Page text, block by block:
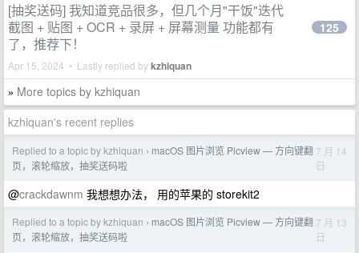
[抽奖送码] 我知道竞品很多，但几个月"干饭"迭代
截图 + 贴图 + OCR + 录屏 + 屏幕测量 功能都有
了，推荐下！
Apr 15, 2024 • Lastly replied bykzhiquan
125
» More topics by kzhiquan
kzhiquan's recent replies
Replied to a topic by kzhiquan › macOS 图片浏览 Picview — 方向键翻
页，滚轮缩放，抽奖送码啦
7 月 14
日
@crackdawnm 我想想办法， 用的苹果的 storekit2
Replied to a topic by kzhiquan › macOS 图片浏览 Picview — 方向键翻
页，滚轮缩放，抽奖送码啦
7 月 13
日